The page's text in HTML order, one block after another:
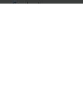
Contact